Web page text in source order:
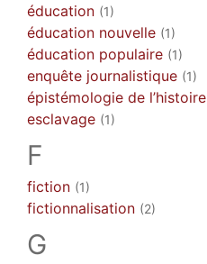
éducation (1)
éducation nouvelle (1)
éducation populaire (1)
enquête journalistique (1)
épistémologie de l’histoire
esclavage (1)
F
fiction (1)
fictionnalisation (2)
G